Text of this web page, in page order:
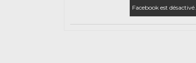
Facebook est désactivé.